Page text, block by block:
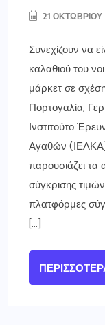
21 ΟΚΤΩΒΡΊΟΥ
Συνεχίζουν να
καλαθιού του
μάρκετ σε
Πορτογαλία,
Ινστιτούτο
Αγαθών
παρουσιάζει
σύγκρισης
πλατφόρμες
[…]